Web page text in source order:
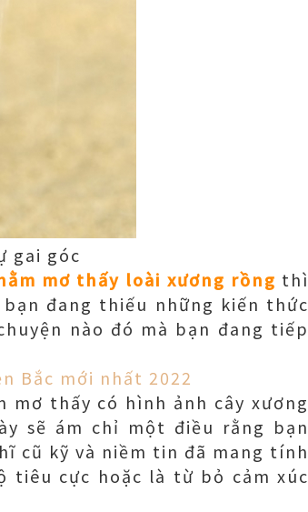
gai góc
mơ thấy loài xương rồng thì
đang thiếu những kiến thức
nào đó mà bạn đang tiếp
Bắc mới nhất 2022
mơ thấy có hình ảnh cây xương
sẽ ám chỉ một điều rằng bạn
cũ kỹ và niềm tin đã mang tính
tiêu cực hoặc là từ bỏ cảm xúc